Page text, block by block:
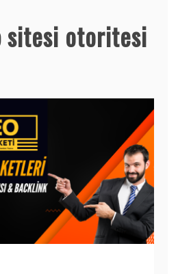
sitesi otoritesi